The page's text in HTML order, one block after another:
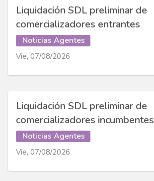
Noticias Agentes
Liquidación SDL preliminar de
comercializadores entrantes
Vie, 07/08/2026
Noticias Agentes
Liquidación SDL preliminar de
comercializadores incumbentes
Vie, 07/08/2026